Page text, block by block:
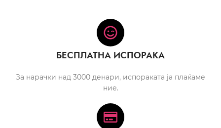
БЕСПЛАТНА ИСПОРАКА
За нарачки над 3000 денари, испораката ја плаќаме
ние.